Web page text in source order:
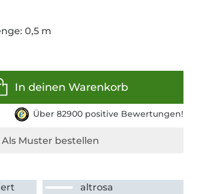
0,5 m
In deinen Warenkorb
Über 82900 positive Bewertungen!
altrosa